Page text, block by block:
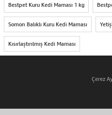
Bestpet Kuru Kedi Maması 1 kg
Somon Balıklı Kuru Kedi Maması
Kısırlaştırılmış Kedi Maması
Çerez